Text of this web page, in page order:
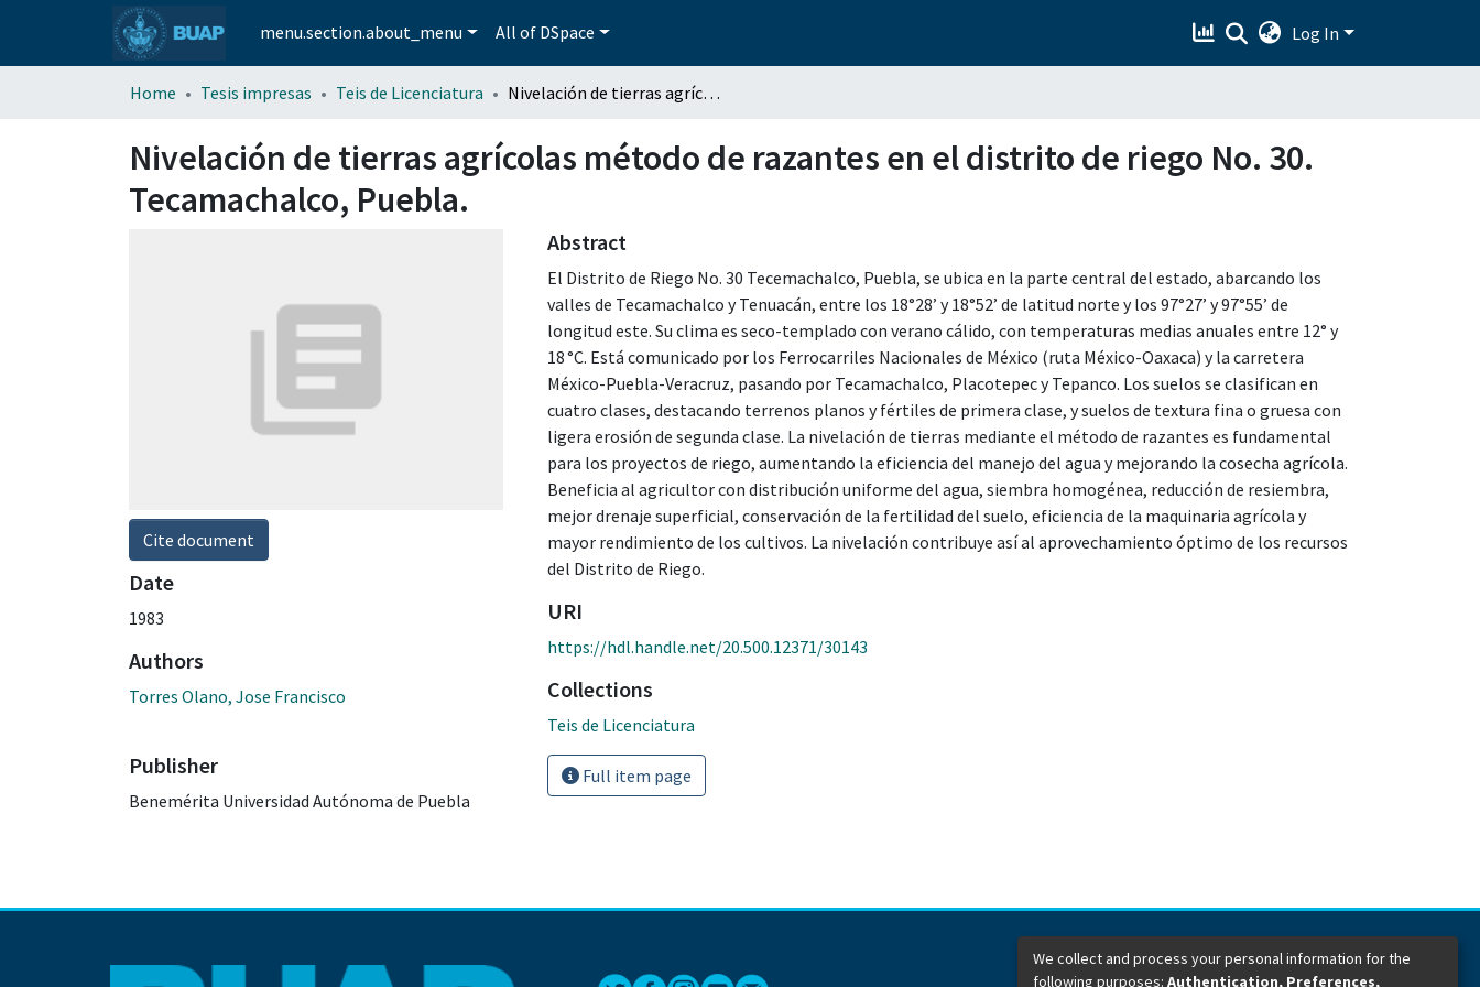
menu.section.about_menu All of DSpace Log In
Home Tesis impresas Teis de Licenciatura Nivelación de tierras agrícolas método de razantes en el distrito de riego No. 30. Tecamachalco, Puebla.
Nivelación de tierras agrícolas método de razantes en el distrito de riego No. 30.
Tecamachalco, Puebla.
Cite document
Date
1983
Authors
Torres Olano, Jose Francisco
Publisher
Benemérita Universidad Autónoma de Puebla
Abstract
El Distrito de Riego No. 30 Tecemachalco, Puebla, se ubica en la parte central del estado, abarcando los
valles de Tecamachalco y Tenuacán, entre los 18°28’ y 18°52’ de latitud norte y los 97°27’ y 97°55’ de
longitud este. Su clima es seco-templado con verano cálido, con temperaturas medias anuales entre 12° y
18 °C. Está comunicado por los Ferrocarriles Nacionales de México (ruta México-Oaxaca) y la carretera
México-Puebla-Veracruz, pasando por Tecamachalco, Placotepec y Tepanco. Los suelos se clasifican en
cuatro clases, destacando terrenos planos y fértiles de primera clase, y suelos de textura fina o gruesa con
ligera erosión de segunda clase. La nivelación de tierras mediante el método de razantes es fundamental
para los proyectos de riego, aumentando la eficiencia del manejo del agua y mejorando la cosecha agrícola.
Beneficia al agricultor con distribución uniforme del agua, siembra homogénea, reducción de resiembra,
mejor drenaje superficial, conservación de la fertilidad del suelo, eficiencia de la maquinaria agrícola y
mayor rendimiento de los cultivos. La nivelación contribuye así al aprovechamiento óptimo de los recursos
del Distrito de Riego.
URI
https://hdl.handle.net/20.500.12371/30143
Collections
Teis de Licenciatura
Full item page
Dirección General de Bibliotecas
We collect and process your personal information for the
following purposes: Authentication, Preferences,